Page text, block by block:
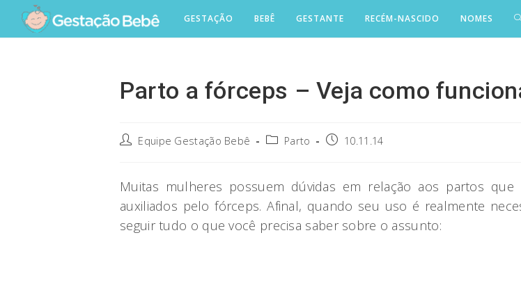
content
GESTAÇÃO BEBÊ GESTANTE RECÉM-NASCIDO NOMES
Parto a fórceps – Veja como
PostEquipe Gestação Bebê
PostParto
Post10.11.14
Muitas mulheres possuem dúvidas em relação aos partos que
auxiliados pelo fórceps. Afinal, quando seu uso é realmente
seguir tudo o que você precisa saber sobre o assunto: